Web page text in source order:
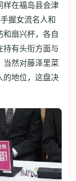
样在福岛县会津
握女流名人和
和扇兴杯，各自
持有头衔方面与
当然对藤泽里菜
的地位，这盘决